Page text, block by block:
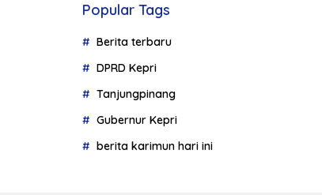
Popular Tags
Berita terbaru
DPRD Kepri
Tanjungpinang
Gubernur Kepri
berita karimun hari ini